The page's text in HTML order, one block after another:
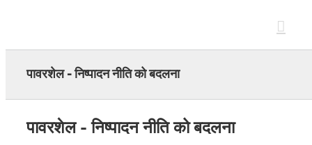
पावरशेल - निष्पादन नीति को बदलना
पावरशेल - निष्पादन नीति को बदलना